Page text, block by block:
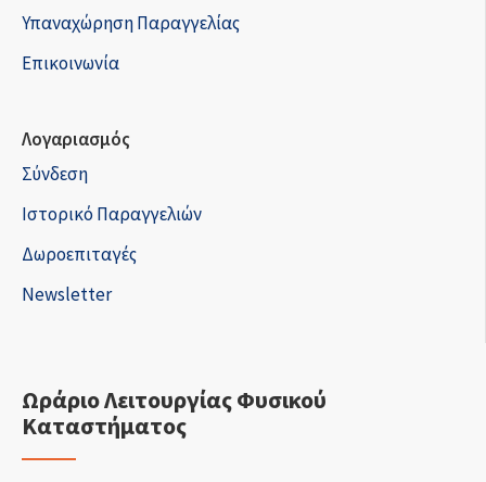
Υπαναχώρηση Παραγγελίας
Επικοινωνία
Λογαριασμός
Σύνδεση
Ιστορικό Παραγγελιών
Δωροεπιταγές
Newsletter
Ωράριο Λειτουργίας Φυσικού
Καταστήματος